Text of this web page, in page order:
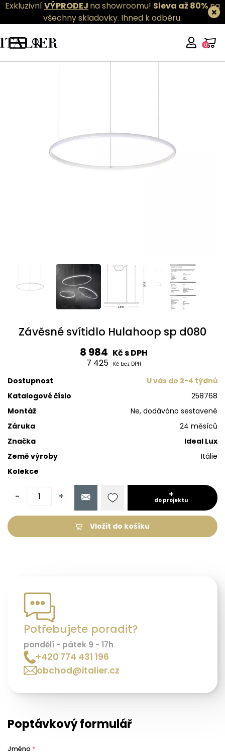
ExkluzivníVÝPRODEJ na showroomu! Sleva až 80%na
všechny skladovky. Ihned k odběru.
0
Závěsné svítidlo Hulahoop sp d080
8 984 Kč s DPH
7 425
Kč bez DPH
Dostupnost
U vás do 2-4 týdnů
Katalogové číslo
258768
Montáž
Ne, dodáváno sestavené
Záruka
24 měsíců
Značka
Ideal Lux
Země výroby
Itálie
Kolekce
- +
Vložit do košíku
do projektu
Potřebujete poradit?
pondělí - pátek 9 - 17h
+420 774 431 196
obchod@italier.cz
Poptávkový formulář
Jméno *